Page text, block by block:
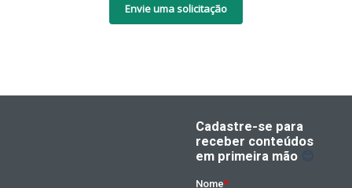
Envie uma solicitação